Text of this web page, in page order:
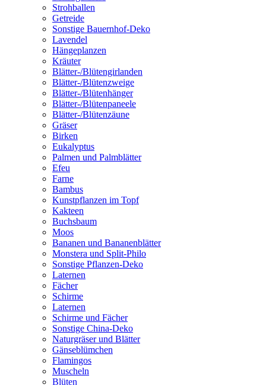
Strohballen
Getreide
Sonstige Bauernhof-Deko
Lavendel
Hängeplanzen
Kräuter
Blätter-/Blütengirlanden
Blätter-/Blütenzweige
Blätter-/Blütenhänger
Blätter-/Blütenpaneele
Blätter-/Blütenzäune
Gräser
Birken
Eukalyptus
Palmen und Palmblätter
Efeu
Farne
Bambus
Kunstpflanzen im Topf
Kakteen
Buchsbaum
Moos
Bananen und Bananenblätter
Monstera und Split-Philo
Sonstige Pflanzen-Deko
Laternen
Fächer
Schirme
Laternen
Schirme und Fächer
Sonstige China-Deko
Naturgräser und Blätter
Gänseblümchen
Flamingos
Muscheln
Blüten